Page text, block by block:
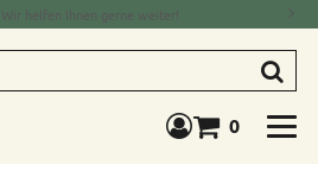
Wir helfen Ihnen gerne weiter!
Warenkorb
0